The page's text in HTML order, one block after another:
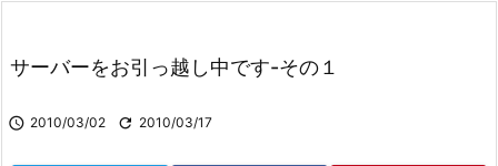
サーバーをお引っ越し中です-その１
 2010/03/02  2010/03/17